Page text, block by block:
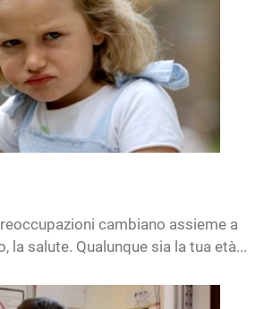
cambiano assieme a
la salute. Qualunque sia la tua età...